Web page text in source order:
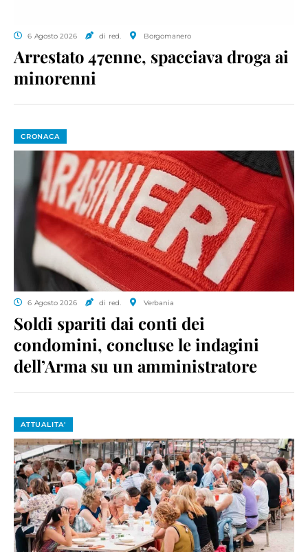
6 Agosto 2026 di red. Borgomanero
Arrestato 47enne, spacciava droga ai
minorenni
CRONACA
6 Agosto 2026 di red. Verbania
Soldi spariti dai conti dei
condomini, concluse le indagini
dell’Arma su un amministratore
ATTUALITA'